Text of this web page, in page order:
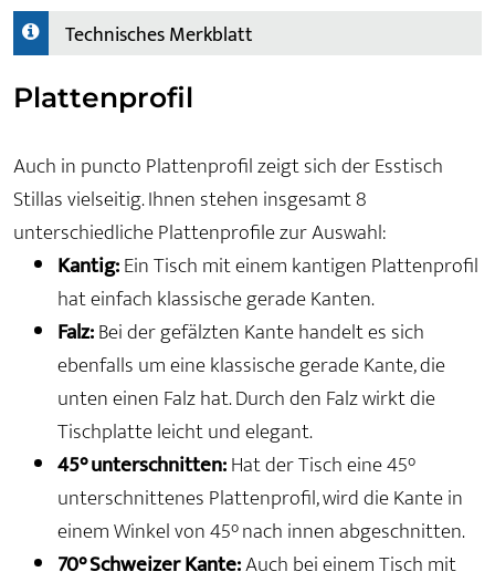
Technisches Merkblatt
Plattenprofil
Auch in puncto Plattenprofil zeigt sich der Esstisch
Stillas vielseitig. Ihnen stehen insgesamt 8
unterschiedliche Plattenprofile zur Auswahl:
Kantig:Ein Tisch mit einem kantigen Plattenprofil
hat einfach klassische gerade Kanten.
Falz:Bei der gefälzten Kante handelt es sich
ebenfalls um eine klassische gerade Kante, die
unten einen Falz hat. Durch den Falz wirkt die
Tischplatte leicht und elegant.
45° unterschnitten:Hat der Tisch eine 45°
unterschnittenes Plattenprofil, wird die Kante in
einem Winkel von 45° nach innen abgeschnitten.
70° Schweizer Kante:Auch bei einem Tisch mit